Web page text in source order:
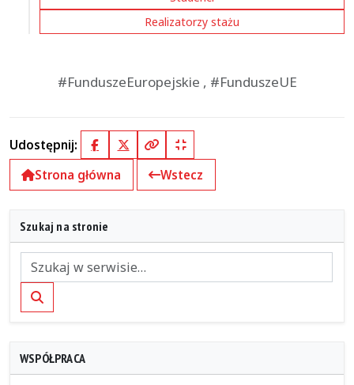
Realizatorzy stażu
#FunduszeEuropejskie , #FunduszeUE
Udostępnij: FacebookX (Twitter)
Kopiuj pełny link
Kopiuj krótki link
Strona główna
Wstecz
Szukaj na stronie
Szukaj
WSPÓŁPRACA